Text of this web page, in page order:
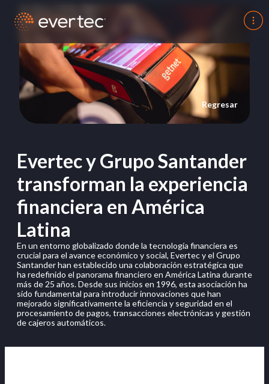
Regresar
Evertec y Grupo Santander
transforman la experiencia
financiera en América
Latina
En un entorno globalizado donde la tecnología financiera es
crucial para el avance económico y social, Evertec y el Grupo
Santander han establecido una colaboración estratégica que
ha redefinido el panorama financiero en América Latina durante
más de 25 años. Desde sus inicios en 1996, esta asociación ha
sido fundamental para introducir innovaciones que han
mejorado significativamente la eficiencia y seguridad en el
procesamiento de pagos, transacciones electrónicas y gestión
de cajeros automáticos.